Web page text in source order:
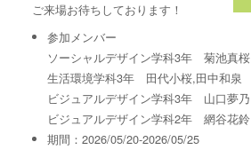
ご来場お待ちしております！
参加メンバー
ソーシャルデザイン学科3年 菊池真桜
生活環境学科3年 田代小桜,田中和泉
ビジュアルデザイン学科3年 山口夢乃
ビジュアルデザイン学科2年 網谷花鈴
期間：2026/05/20-2026/05/25